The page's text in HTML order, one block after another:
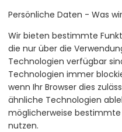
Persönliche Daten - Was
Wir bieten bestimmte
die nur über die
Technologien verfügbar
Technologien immer
wenn Ihr Browser dies
ähnliche Technologien
möglicherweise
nutzen.